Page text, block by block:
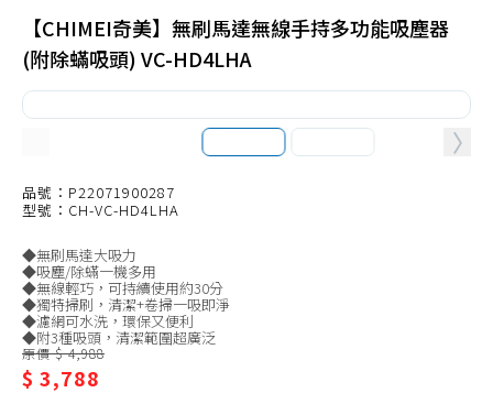
衛生紙
Iphone 17
活
家
電/
線
塵
器
免治馬桶座
無線吸塵器
有線吸塵器
吸塵器耗材、配件
塵蟎機、耗材
除菌、消毒機
清潔機、洗地機
殺菌燈
【CHIMEI奇美】無刷馬達無線手持多功能吸塵器
(附除蟎吸頭) VC-HD4LHA
品號：P22071900287
型號：CH-VC-HD4LHA
◆無刷馬達大吸力
◆吸塵/除蟎一機多用
◆無線輕巧，可持續使用約30分
◆獨特掃刷，清潔+卷掃一吸即淨
◆濾網可水洗，環保又便利
◆附3種吸頭，清潔範圍超廣泛
原價 $ 4,988
$ 3,788